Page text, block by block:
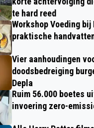
te hard reed
Workshop Voeding bij
praktische
Vier aanhoudingen
doodsbedreiging
Depla
Ruim 56.000 boetes
invoering zero-